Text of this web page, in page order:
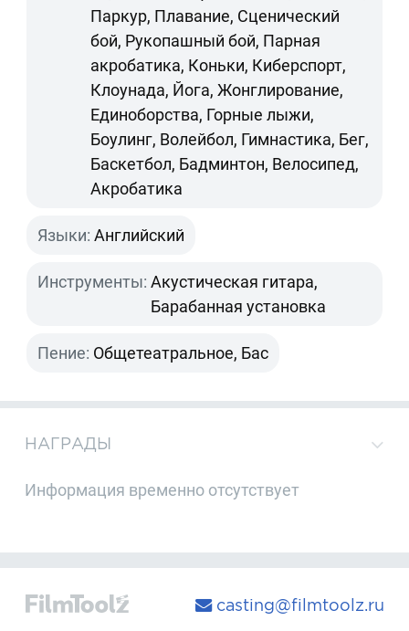
Паркур, Плавание, Сценический
бой, Рукопашный бой, Парная
акробатика, Коньки, Киберспорт,
Клоунада, Йога, Жонглирование,
Единоборства, Горные лыжи,
Боулинг, Волейбол, Гимнастика, Бег,
Баскетбол, Бадминтон, Велосипед,
Акробатика
Языки: Английский
Инструменты: Акустическая гитара,
Барабанная установка
Пение: Общетеатральное, Бас
НАГРАДЫ
Информация временно отсутствует
casting@filmtoolz.ru